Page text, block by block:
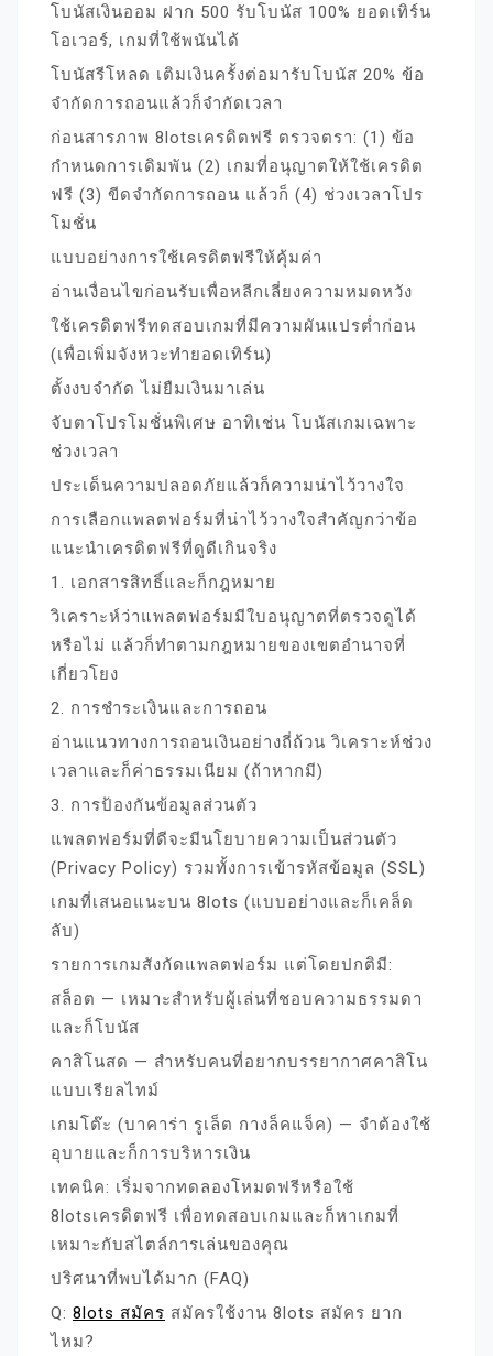
โบนัสเงินออม ฝาก 500 รับโบนัส 100% ยอดเทิร์น
โอเวอร์, เกมที่ใช้พนันได้
โบนัสรีโหลด เติมเงินครั้งต่อมารับโบนัส 20% ข้อ
จำกัดการถอนแล้วก็จำกัดเวลา
ก่อนสารภาพ 8lotsเครดิตฟรี ตรวจตรา: (1) ข้อ
กำหนดการเดิมพัน (2) เกมที่อนุญาตให้ใช้เครดิต
ฟรี (3) ขีดจำกัดการถอน แล้วก็ (4) ช่วงเวลาโปร
โมชั่น
แบบอย่างการใช้เครดิตฟรีให้คุ้มค่า
อ่านเงื่อนไขก่อนรับเพื่อหลีกเลี่ยงความหมดหวัง
ใช้เครดิตฟรีทดสอบเกมที่มีความผันแปรต่ำก่อน
(เพื่อเพิ่มจังหวะทำยอดเทิร์น)
ตั้งงบจำกัด ไม่ยืมเงินมาเล่น
จับตาโปรโมชั่นพิเศษ อาทิเช่น โบนัสเกมเฉพาะ
ช่วงเวลา
ประเด็นความปลอดภัยแล้วก็ความน่าไว้วางใจ
การเลือกแพลตฟอร์มที่น่าไว้วางใจสำคัญกว่าข้อ
แนะนำเครดิตฟรีที่ดูดีเกินจริง
1. เอกสารสิทธิ์และก็กฎหมาย
วิเคราะห์ว่าแพลตฟอร์มมีใบอนุญาตที่ตรวจดูได้
หรือไม่ แล้วก็ทำตามกฎหมายของเขตอำนาจที่
เกี่ยวโยง
2. การชำระเงินและการถอน
อ่านแนวทางการถอนเงินอย่างถี่ถ้วน วิเคราะห์ช่วง
เวลาและก็ค่าธรรมเนียม (ถ้าหากมี)
3. การป้องกันข้อมูลส่วนตัว
แพลตฟอร์มที่ดีจะมีนโยบายความเป็นส่วนตัว
(Privacy Policy) รวมทั้งการเข้ารหัสข้อมูล (SSL)
เกมที่เสนอแนะบน 8lots (แบบอย่างและก็เคล็ด
ลับ)
รายการเกมสังกัดแพลตฟอร์ม แต่โดยปกติมี:
สล็อต — เหมาะสำหรับผู้เล่นที่ชอบความธรรมดา
และก็โบนัส
คาสิโนสด — สำหรับคนที่อยากบรรยากาศคาสิโน
แบบเรียลไทม์
เกมโต๊ะ (บาคาร่า รูเล็ต กางล็คแจ็ค) — จำต้องใช้
อุบายและก็การบริหารเงิน
เทคนิค: เริ่มจากทดลองโหมดฟรีหรือใช้
8lotsเครดิตฟรี เพื่อทดสอบเกมและก็หาเกมที่
เหมาะกับสไตล์การเล่นของคุณ
ปริศนาที่พบได้มาก (FAQ)
Q: 8lots สมัคร สมัครใช้งาน 8lots สมัคร ยาก
ไหม?